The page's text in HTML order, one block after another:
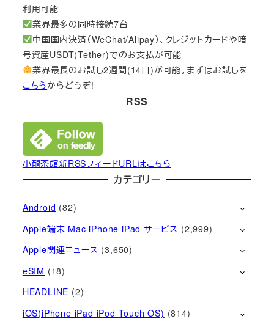
利用可能
業界最多の同時接続7台
中国国内決済（WeChat/Alipay）、クレジットカードや暗
号資産USDT(Tether)でのお支払が可能
業界最長のお試し2週間(14日)が可能。まずはお試しを
こちらからどうぞ!
RSS
小龍茶館新RSSフィードURLはこちら
カテゴリー
Android (82)
Apple端末 Mac iPhone iPad サービス (2,999)
Apple関連ニュース (3,650)
eSIM (18)
HEADLINE (2)
iOS(iPhone iPad iPod Touch OS) (814)